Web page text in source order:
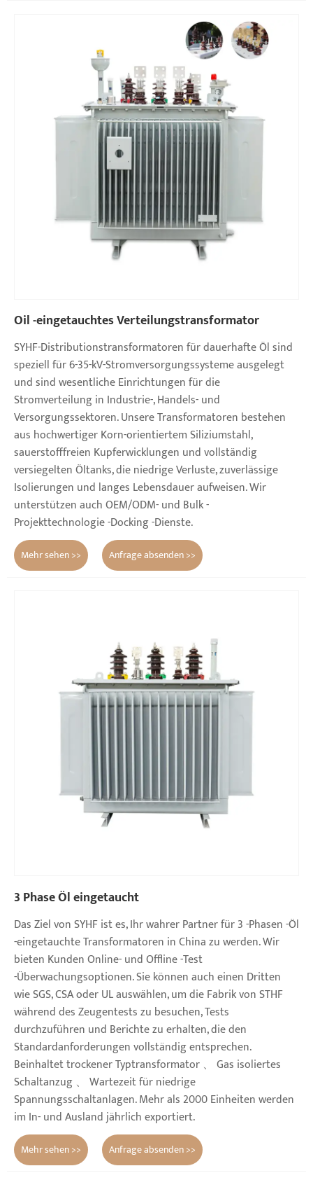
Oil -eingetauchtes Verteilungstransformator
SYHF-Distributionstransformatoren für dauerhafte Öl sind
speziell für 6-35-kV-Stromversorgungssysteme ausgelegt
und sind wesentliche Einrichtungen für die
Stromverteilung in Industrie-, Handels- und
Versorgungssektoren. Unsere Transformatoren bestehen
aus hochwertiger Korn-orientiertem Siliziumstahl,
sauerstofffreien Kupferwicklungen und vollständig
versiegelten Öltanks, die niedrige Verluste, zuverlässige
Isolierungen und langes Lebensdauer aufweisen. Wir
unterstützen auch OEM/ODM- und Bulk -
Projekttechnologie -Docking -Dienste.
Mehr sehen >> Anfrage absenden >>
3 Phase Öl eingetaucht
Das Ziel von SYHF ist es, Ihr wahrer Partner für 3 -Phasen -Öl
-eingetauchte Transformatoren in China zu werden. Wir
bieten Kunden Online- und Offline -Test
-Überwachungsoptionen. Sie können auch einen Dritten
wie SGS, CSA oder UL auswählen, um die Fabrik von STHF
während des Zeugentests zu besuchen, Tests
durchzuführen und Berichte zu erhalten, die den
Standardanforderungen vollständig entsprechen.
Beinhaltet trockener Typtransformator 、 Gas isoliertes
Schaltanzug 、 Wartezeit für niedrige
Spannungsschaltanlagen. Mehr als 2000 Einheiten werden
im In- und Ausland jährlich exportiert.
Mehr sehen >> Anfrage absenden >>